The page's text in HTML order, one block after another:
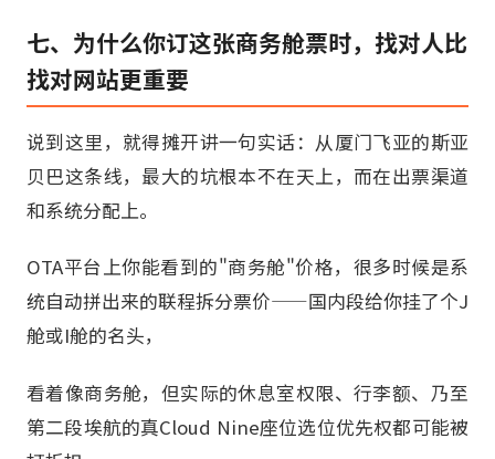
七、为什么你订这张商务舱票时，找对人比
找对网站更重要
说到这里，就得摊开讲一句实话：从厦门飞亚的斯亚
贝巴这条线，最大的坑根本不在天上，而在出票渠道
和系统分配上。
OTA平台上你能看到的"商务舱"价格，很多时候是系
统自动拼出来的联程拆分票价——国内段给你挂了个J
舱或I舱的名头，
看着像商务舱，但实际的休息室权限、行李额、乃至
第二段埃航的真Cloud Nine座位选位优先权都可能被